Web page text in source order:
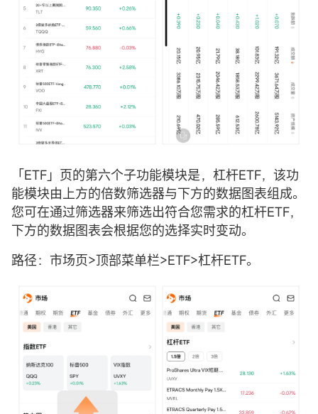
「ETF」页的第六个子功能模块是，杠杆ETF，该功
能模块由上方的倍数筛选器与下方的数据图表组成。
您可在通过筛选器来筛选出符合您需求的杠杆ETF，
下方的数据图表会根据您的选择实时变动。
路径：市场页>顶部菜单栏>ETF>杠杆ETF。